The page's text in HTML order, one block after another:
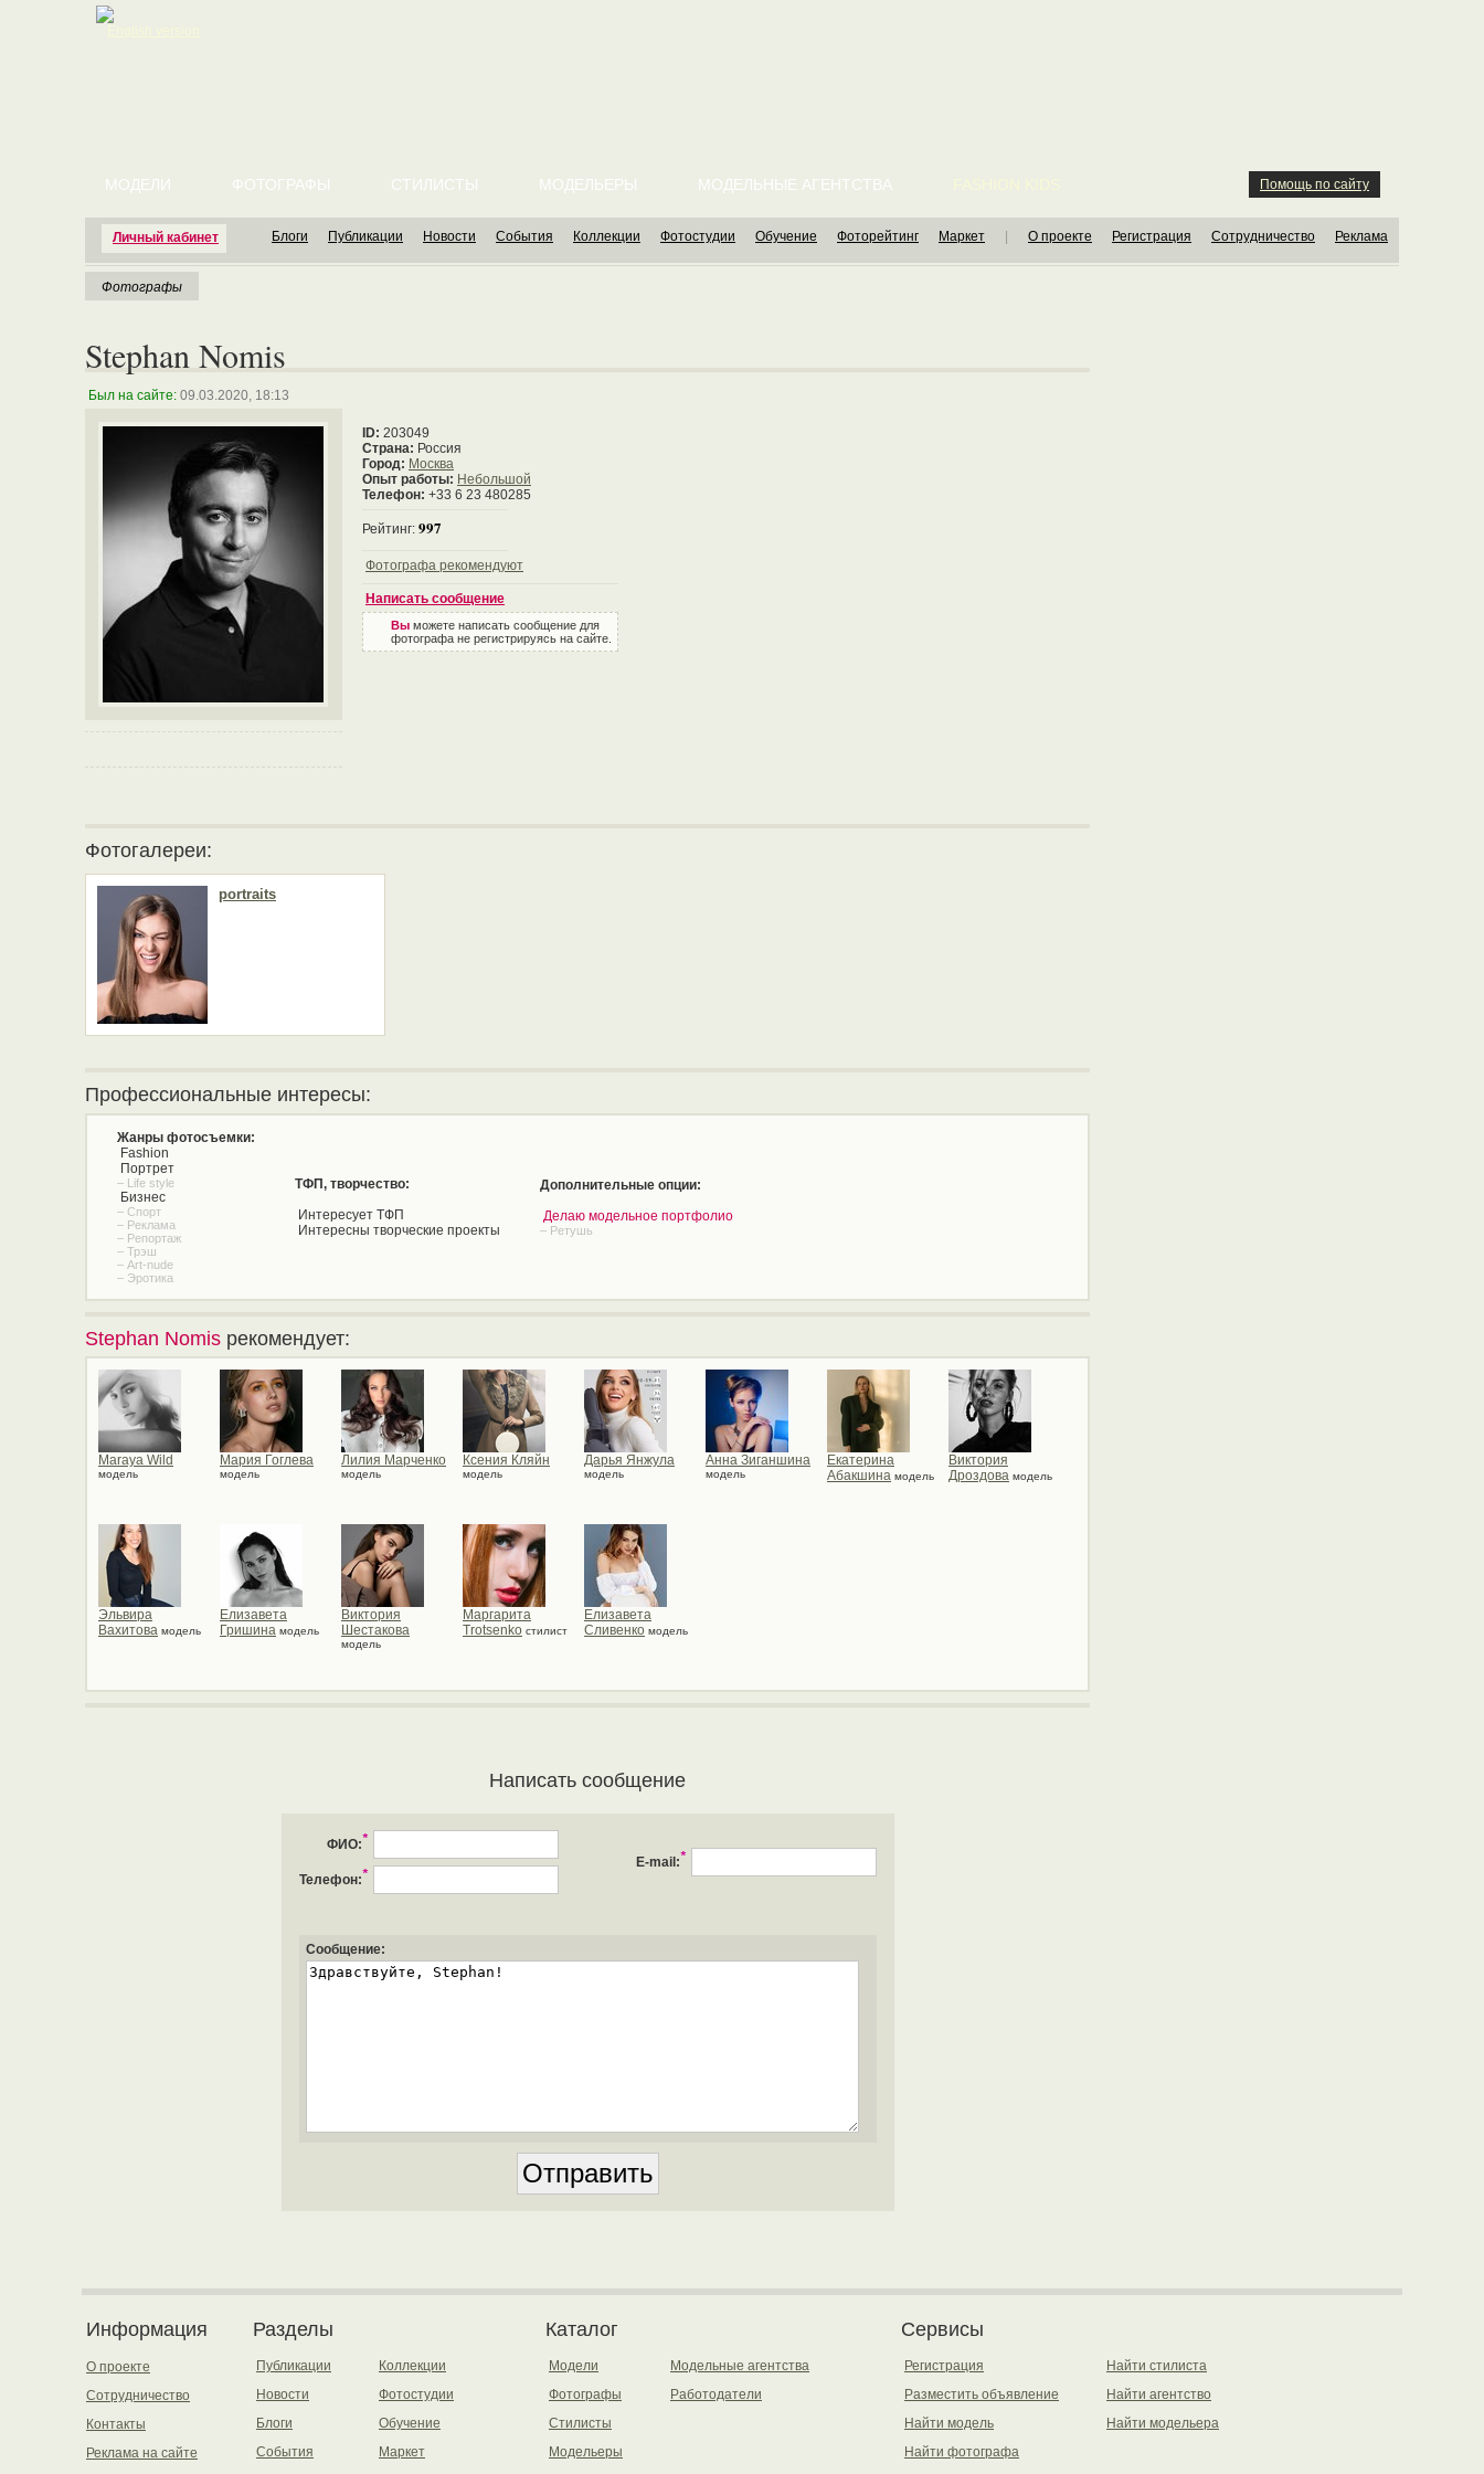
Личный кабинет
МОДЕЛИ ФОТОГРАФЫ СТИЛИСТЫ МОДЕЛЬЕРЫ МОДЕЛЬНЫЕ АГЕНТСТВА Помощь по сайту
Блоги Публикации Новости События Коллекции Фотостудии Обучение Фоторейтинг Маркет О проекте Регистрация Сотрудничество Реклама
Фотографы
Stephan Nomis
Был на сайте: 09.03.2020, 18:13
ID: 203049
Страна: Россия
Город: Москва
Опыт работы: Небольшой
Телефон: +33 6 23 480285
Рейтинг: 997
Фотографа рекомендуют
Написать сообщение
Вы можете написать сообщение для
фотографа не регистрируясь на сайте.
Фотогалереи:
portraits
Профессиональные интересы:
Жанры фотосъемки:
Fashion
Портрет
– Life style
Бизнес
– Спорт
– Реклама
– Репортаж
– Трэш
– Art-nude
– Эротика
ТФП, творчество:
Интересует ТФП
Интересны творческие проекты
Дополнительные опции:
Делаю модельное портфолио
– Ретушь
Stephan Nomis рекомендует:
Maraya Wild
модель
Мария Гоглева
модель
Лилия Марченко
модель
Ксения Кляйн
модель
Дарья Янжула
модель
Анна Зиганшина
модель
Екатерина
Абакшина модель
Виктория
Дроздова модель
Эльвира
Вахитова модель
Елизавета
Гришина модель
Виктория
Шестакова
модель
Маргарита
Trotsenko стилист
Елизавета
Сливенко модель
Написать сообщение
ФИО:*
Телефон:*
E-mail:*
Сообщение:
Информация
О проекте
Сотрудничество
Контакты
Реклама на сайте
Разделы
Публикации
Новости
Блоги
События
Коллекции
Фотостудии
Обучение
Маркет
Каталог
Модели
Фотографы
Стилисты
Модельеры
Модельные агентства
Работодатели
Сервисы
Регистрация
Разместить объявление
Найти модель
Найти фотографа
Найти стилиста
Найти агентство
Найти модельера